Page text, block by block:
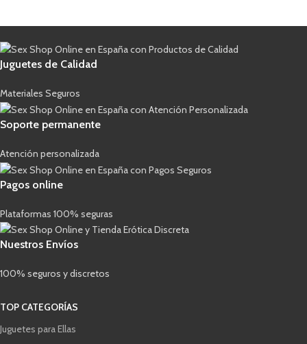
Juguetes de Calidad
Materiales Seguros
Soporte permanente
Atención personalizada
Pagos online
Plataformas 100% seguras
Nuestros Envíos
100% seguros y discretos
TOP CATEGORÍAS
Juguetes para Ellas